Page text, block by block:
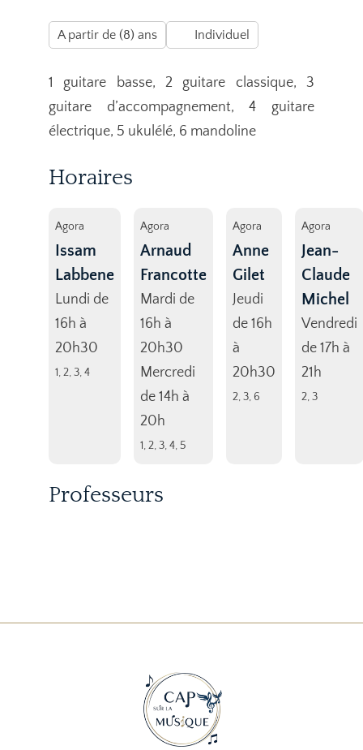
A partir de (8) ans Individuel
1 guitare basse, 2 guitare classique, 3
guitare d’accompagnement, 4 guitare
électrique, 5 ukulélé, 6 mandoline
Horaires
Agora
Issam
Labbene
Lundi de
16h à
20h30
1, 2, 3, 4
Agora
Arnaud
Francotte
Mardi de
16h à
20h30
Mercredi
de 14h à
20h
1, 2, 3, 4, 5
Agora
Anne
Gilet
Jeudi
de 16h
à
20h30
2, 3, 6
Agora
Jean-
Claude
Michel
Vendredi
de 17h à
21h
2, 3
Professeurs